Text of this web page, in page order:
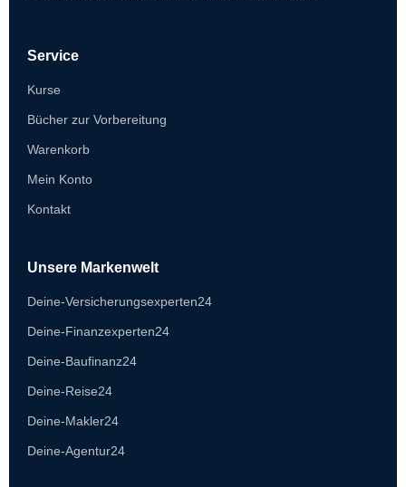
Service
Kurse
Bücher zur Vorbereitung
Warenkorb
Mein Konto
Kontakt
Unsere Markenwelt
Deine-Versicherungsexperten24
Deine-Finanzexperten24
Deine-Baufinanz24
Deine-Reise24
Deine-Makler24
Deine-Agentur24